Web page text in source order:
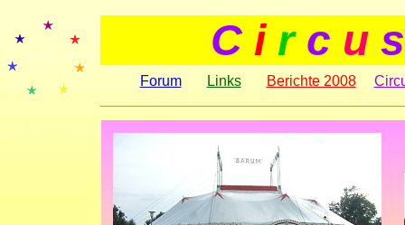
C i r c u s
Forum Links Berichte 2008